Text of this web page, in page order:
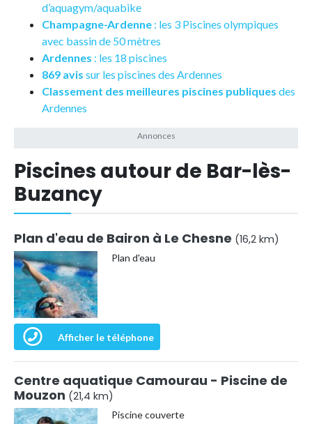
d’aquagym/aquabike
Champagne-Ardenne : les 3 Piscines olympiques
avec bassin de 50 mètres
Ardennes : les 18 piscines
869 avis sur les piscines des Ardennes
Classement des meilleures piscines publiques des
Ardennes
Piscines autour de Bar-lès-
Buzancy
Plan d'eau de Bairon à Le Chesne (16,2 km)
Plan d'eau
Afficher le téléphone
Centre aquatique Camourau - Piscine de
Mouzon (21,4 km)
Piscine couverte